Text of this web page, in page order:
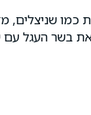
שניצלים,
בשר העגל עם